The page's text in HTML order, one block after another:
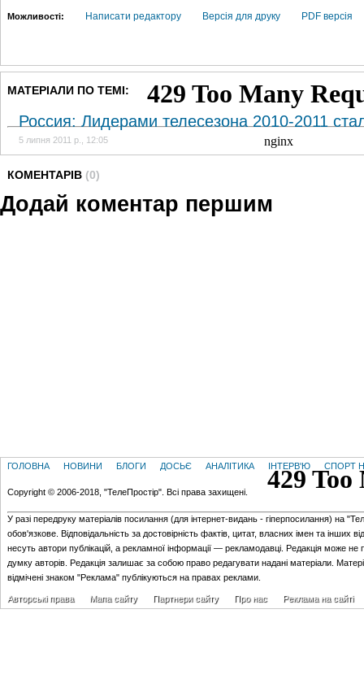
Можливості: Написати редактору Версія для друку PDF версія
МАТЕРІАЛИ ПО ТЕМІ:
Россия: Лидерами телесезона 2010-2011
5 липня 2011 р., 12:05
КОМЕНТАРІВ (0)
Додай коментар першим
ГОЛОВНА НОВИНИ БЛОГИ ДОСЬЄ АНАЛІТИКА ІНТЕРВ'Ю СПОРТ
Copyright © 2006-2018, "ТелеПростір". Всі права захищені.
У разі передруку матеріалів посилання (для iнтернет-видань - гiперпосилання) на
обов'язкове. Відповідальність за достовірність фактів, цитат, власних імен та інших
несуть автори публікацій, а рекламної інформації — рекламодавці. Редакція може не
думку авторів. Редакція залишає за собою право редагувати надані матеріали.
відмічені знаком "Реклама" публікуються на правах реклами.
Авторські права Мапа сайту Партнери сайту Про нас Реклама на сайті